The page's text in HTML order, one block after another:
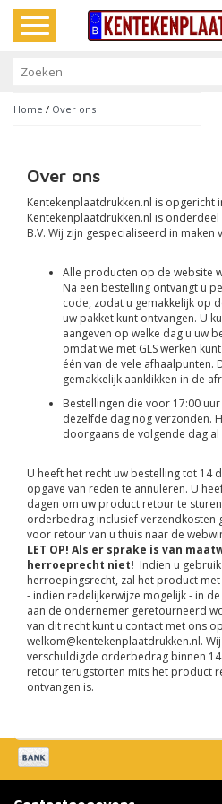
Toggle
navigation
Home / Over ons
Over ons
Kentekenplaatdrukken.nl is opgericht
Kentekenplaatdrukken.nl is
B.V. Wij zijn gespecialiseerd in maken
Alle producten op de website
Na een bestelling ontvangt u
code, zodat u gemakkelijk op
uw pakket kunt ontvangen. U
aangeven op welke dag u uw
omdat we met GLS werken
één van de vele afhaalpunten.
gemakkelijk aanklikken in de
Bestellingen die voor 17:00
dezelfde dag nog verzonden.
doorgaans de volgende dag al
U heeft het recht uw bestelling tot 14
opgave van reden te annuleren. U
dagen om uw product retour te
orderbedrag inclusief verzendkosten
voor retour van u thuis naar de
LET OP! Als er sprake is van
herroeprecht niet! Indien u
herroepingsrecht, zal het product
- indien redelijkerwijze mogelijk - in
aan de ondernemer geretourneerd
van dit recht kunt u contact met ons
welkom@kentekenplaatdrukken.nl.
verschuldigde orderbedrag binnen
retour terugstorten mits het product
ontvangen is.